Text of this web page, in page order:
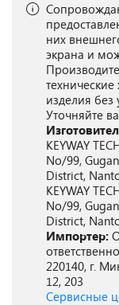
них
экрана и
изделия
Уточняйте
KEYWAY
No/99,
District,
KEYWAY
No/99,
District,
Импортер:
220140, г.
12, 203
Сервисные